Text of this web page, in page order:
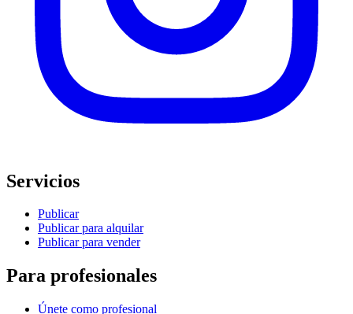
Servicios
Publicar
Publicar para alquilar
Publicar para vender
Para profesionales
Únete como profesional